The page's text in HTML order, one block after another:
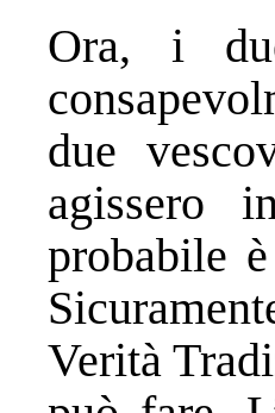
Ora, i
due
agissero
probabile
Verità